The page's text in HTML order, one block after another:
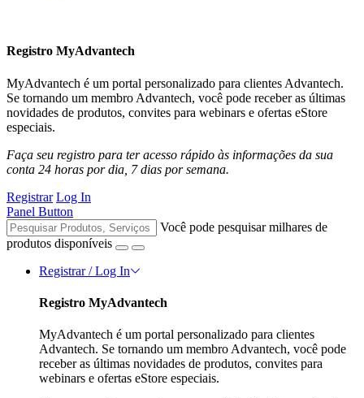
Registro MyAdvantech
MyAdvantech é um portal personalizado para clientes Advantech.
Se tornando um membro Advantech, você pode receber as últimas
novidades de produtos, convites para webinars e ofertas eStore
especiais.
Faça seu registro para ter acesso rápido às informações da sua
conta 24 horas por dia, 7 dias por semana.
Registrar Log In
Panel Button
Você pode pesquisar milhares de
produtos disponíveis
Registrar / Log In
Registro MyAdvantech
MyAdvantech é um portal personalizado para clientes
Advantech. Se tornando um membro Advantech, você pode
receber as últimas novidades de produtos, convites para
webinars e ofertas eStore especiais.